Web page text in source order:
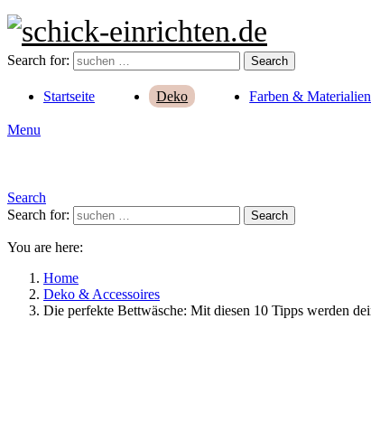
Search for: Search
Startseite Deko Farben & Materialien
Menu
Search
Search for:
Search
You are here:
Home
Deko & Accessoires
Die perfekte Bettwäsche: Mit diesen 10 Tipps werden